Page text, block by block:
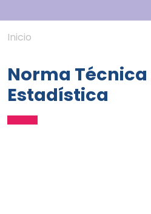
Inicio
Norma
Estadística